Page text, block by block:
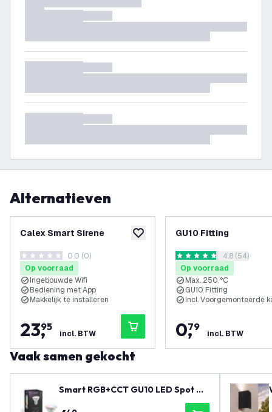
Alternatieven
toevoegen aan verlanglijst
Calex Smart Sirene
0 score sterren0.0 (0)
Op voorraad
Ingebouwde Wifi
Bediening met App
Makkelijk te installeren
23,
95
incl. BTW
GU10 Fitting
reviews
4.8 score sterren4.8 (54)
Op voorraad
Max. 250 °C
GU10 Fitting
Incl. Voorgemonteerde
0,
79
incl. BTW
Vaak samen gekocht
Smart RGB+CCT GU10 LED Spot Di